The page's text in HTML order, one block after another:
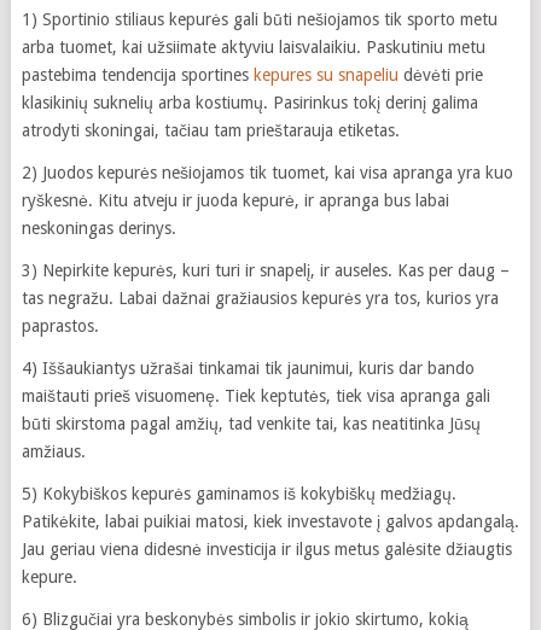
1) Sportinio stiliaus kepurės gali būti nešiojamos tik sporto metu
arba tuomet, kai užsiimate aktyviu laisvalaikiu. Paskutiniu metu
pastebima tendencija sportines kepures su snapeliu dėvėti prie
klasikinių suknelių arba kostiumų. Pasirinkus tokį derinį galima
atrodyti skoningai, tačiau tam prieštarauja etiketas.
2) Juodos kepurės nešiojamos tik tuomet, kai visa apranga yra kuo
ryškesnė. Kitu atveju ir juoda kepurė, ir apranga bus labai
neskoningas derinys.
3) Nepirkite kepurės, kuri turi ir snapelį, ir auseles. Kas per daug –
tas negražu. Labai dažnai gražiausios kepurės yra tos, kurios yra
paprastos.
4) Iššaukiantys užrašai tinkamai tik jaunimui, kuris dar bando
maištauti prieš visuomenę. Tiek keptutės, tiek visa apranga gali
būti skirstoma pagal amžių, tad venkite tai, kas neatitinka Jūsų
amžiaus.
5) Kokybiškos kepurės gaminamos iš kokybiškų medžiagų.
Patikėkite, labai puikiai matosi, kiek investavote į galvos apdangalą.
Jau geriau viena didesnė investicija ir ilgus metus galėsite džiaugtis
kepure.
6) Blizgučiai yra beskonybės simbolis ir jokio skirtumo, kokią